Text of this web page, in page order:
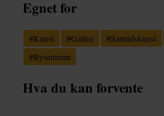
Egnet for
#Kunst #Galleri #Samtidskunst
#Bysentrum
Hva du kan forvente